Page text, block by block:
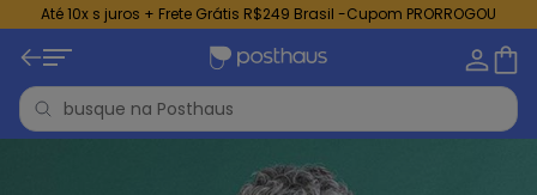
Até 10x s juros + Frete Grátis R$249 Brasil -Cupom PRORROGOU